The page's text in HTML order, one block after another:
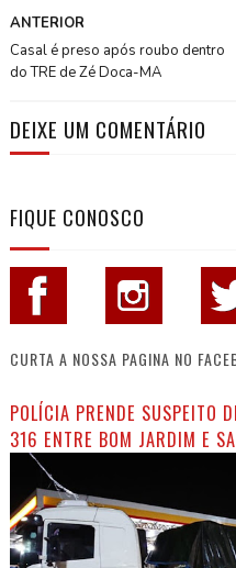
ANTERIOR
Casal é preso após roubo dentro
do TRE de Zé Doca-MA
DEIXE UM COMENTÁRIO
FIQUE CONOSCO
CURTA A NOSSA PAGINA NO
POLÍCIA PRENDE SUSPEITO
316 ENTRE BOM JARDIM E